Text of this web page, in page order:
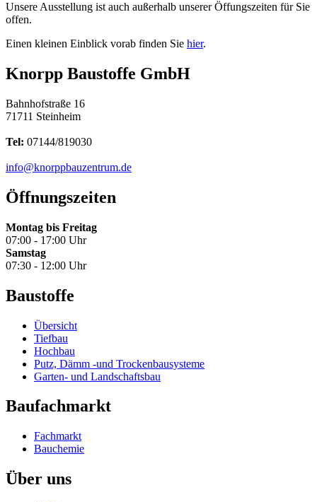
Unsere Ausstellung ist auch außerhalb unserer Öffungszeiten für Sie
offen.
Einen kleinen Einblick vorab finden Sie hier.
Knorpp Baustoffe GmbH
Bahnhofstraße 16
71711 Steinheim
Tel: 07144/819030
info@knorppbauzentrum.de
Öffnungszeiten
Montag bis Freitag
07:00 - 17:00 Uhr
Samstag
07:30 - 12:00 Uhr
Baustoffe
Übersicht
Tiefbau
Hochbau
Putz, Dämm -und Trockenbausysteme
Garten- und Landschaftsbau
Baufachmarkt
Fachmarkt
Bauchemie
Über uns